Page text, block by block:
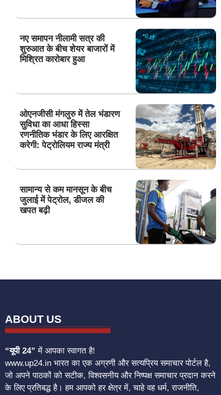
नए समापन नीलामी सत्र की
शुरुआत के बीच शेयर बाजारों में
मिश्रित कारोबार हुआ
ओएनजीसी मंगलुरु में तेल भंडारण
सुविधा का आधा हिस्सा
रणनीतिक भंडार के लिए आरक्षित
करेगी: पेट्रोलियम राज्य मंत्री
सामान्य से कम मानसून के बीच
जुलाई में पेट्रोल, डीजल की
खपत बढ़ी
ABOUT US
“यूपी 24” में आपका स्वागत है!
www.up24.in भारत का एक अग्रणी और सत्यप्रिय समाचार पोर्टल है,
जो अपने पाठकों को सटीक, विश्वसनीय और निष्पक्ष समाचार प्रदान करने
के लिए प्रतिबद्ध है। हम आपको हर क्षेत्र में, चाहे वह धर्म, राजनीति,